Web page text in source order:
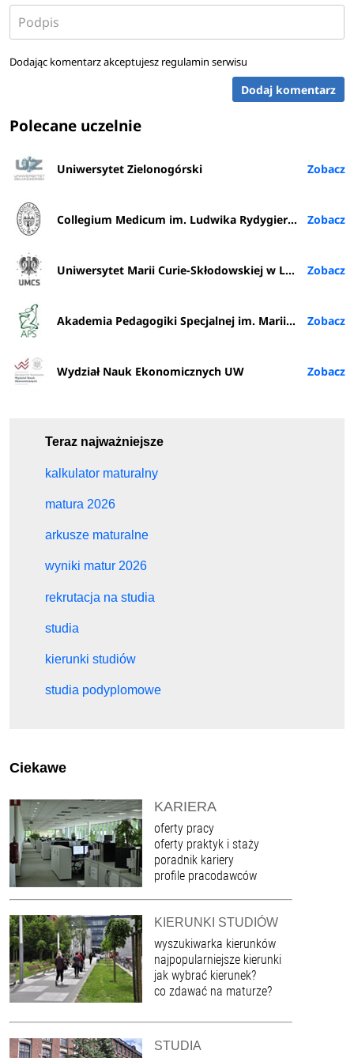
Dodając komentarz akceptujesz regulamin serwisu
Dodaj komentarz
Polecane uczelnie
Uniwersytet Zielonogórski
Collegium Medicum im. Ludwika Rydygiera w Bydgoszczy
Uniwersytet Marii Curie-Skłodowskiej w Lublinie
Akademia Pedagogiki Specjalnej im. Marii Grzegorzewskiej w Warszawie
Wydział Nauk Ekonomicznych UW
Teraz najważniejsze
kalkulator maturalny
matura 2026
arkusze maturalne
wyniki matur 2026
rekrutacja na studia
studia
kierunki studiów
studia podyplomowe
Ciekawe
KARIERA
oferty pracy
oferty praktyk i staży
poradnik kariery
profile pracodawców
KIERUNKI STUDIÓW
wyszukiwarka kierunków
najpopularniejsze kierunki
jak wybrać kierunek?
co zdawać na maturze?
STUDIA